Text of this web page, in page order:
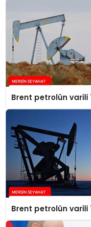
Brent petrolün varili
Brent petrolün varili